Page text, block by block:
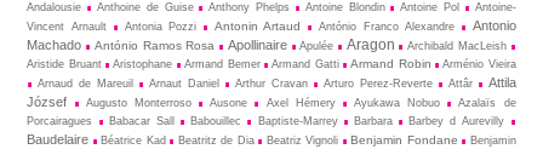
Andalousie
Anthoine de Guise Anthony Phelps Antoine Blondin Antoine Pol
Antoine-
Vincent Arnault
Antonia Pozzi Antonin Artaud António Franco Alexandre
Antonio
Machado
António Ramos Rosa Apollinaire Apulée Aragon
Archibald MacLeish
Aristide Bruant
Aristophane Armand Bemer Armand Gatti Armand Robin
Arménio Vieira
Arnaud de Mareuil
Arnaut Daniel Arthur Cravan Arturo Perez-Reverte Attâr
Attila
József
Augusto Monterroso Ausone Axel Hémery Ayukawa Nobuo
Azalaïs de
Porcairagues
Babacar Sall Babouillec Baptiste-Marrey Barbara Barbey d Aurevilly
Baudelaire Béatrice Kad Beatritz de Dia Beatriz Vignoli Benjamin Fondane
Benjamin